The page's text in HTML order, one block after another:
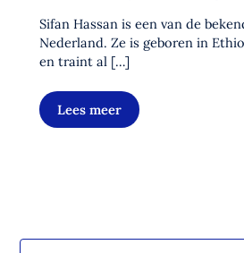
Sifan Hassan is een van de
Nederland. Ze is geboren in
en traint al […]
Lees meer